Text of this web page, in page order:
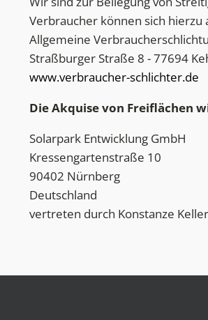
Verbraucher können sich
Allgemeine
Straßburger Straße 8 - 77694
www.verbraucher-schlichter.de
Die Akquise von Freiflächen
Solarpark Entwicklung GmbH
Kressengartenstraße 10
90402 Nürnberg
Deutschland
vertreten durch Konstanze Keller